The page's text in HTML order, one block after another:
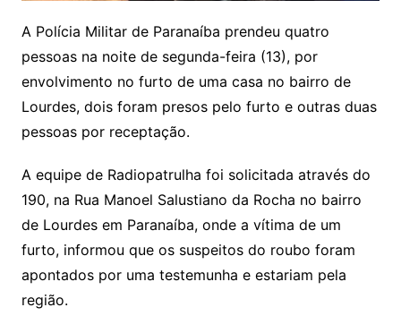
A Polícia Militar de Paranaíba prendeu quatro
pessoas na noite de segunda-feira (13), por
envolvimento no furto de uma casa no bairro de
Lourdes, dois foram presos pelo furto e outras duas
pessoas por receptação.
A equipe de Radiopatrulha foi solicitada através do
190, na Rua Manoel Salustiano da Rocha no bairro
de Lourdes em Paranaíba, onde a vítima de um
furto, informou que os suspeitos do roubo foram
apontados por uma testemunha e estariam pela
região.